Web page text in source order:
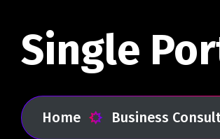
Single
Home Business